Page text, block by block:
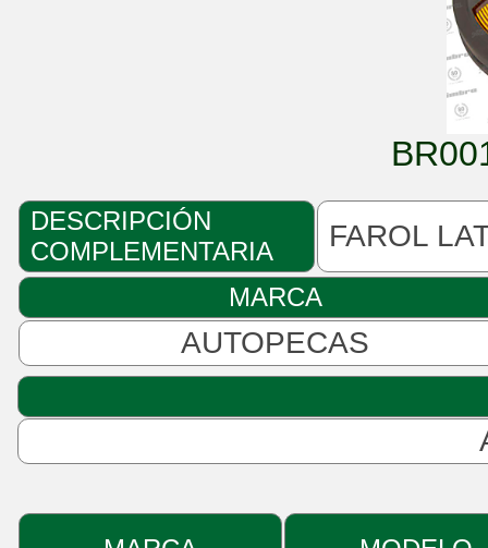
DESCRIPCIÓN
COMPLEMENTARIA
FAROL
MARCA
AUTOPECAS